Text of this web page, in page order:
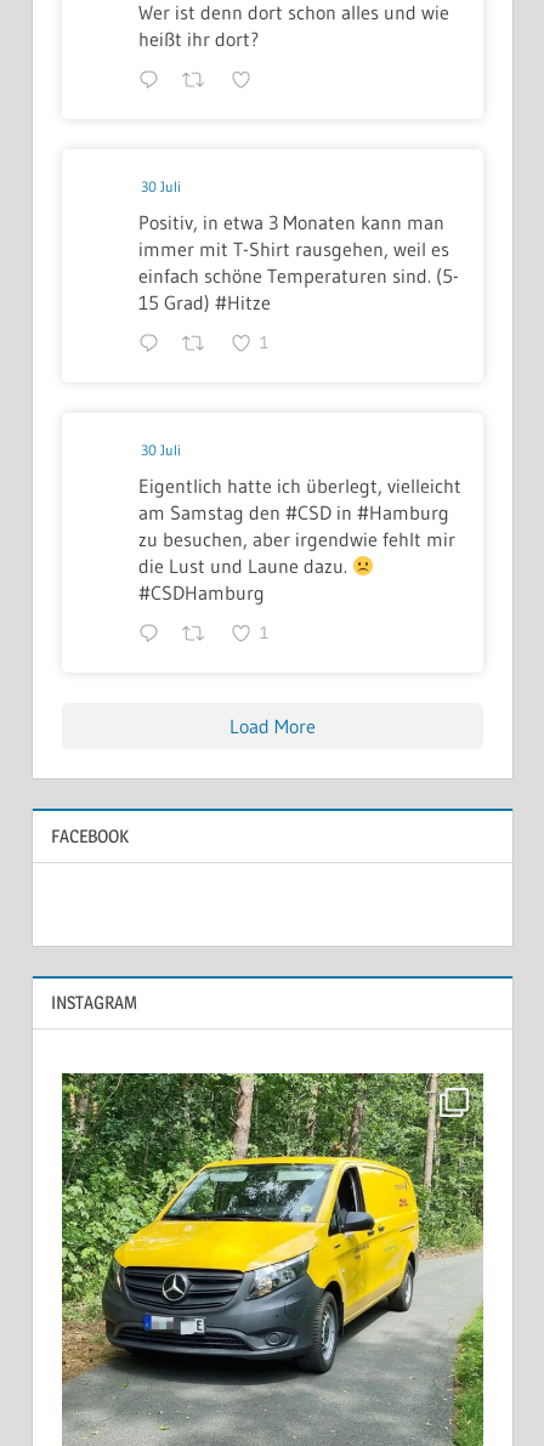
Wer ist denn dort schon alles und wie
heißt ihr dort?
30 Juli
Positiv, in etwa 3 Monaten kann man
immer mit T-Shirt rausgehen, weil es
einfach schöne Temperaturen sind. (5-
15 Grad) #Hitze
1
30 Juli
Eigentlich hatte ich überlegt, vielleicht
am Samstag den #CSD in #Hamburg
zu besuchen, aber irgendwie fehlt mir
die Lust und Laune dazu.
#CSDHamburg
1
Load More
FACEBOOK
INSTAGRAM